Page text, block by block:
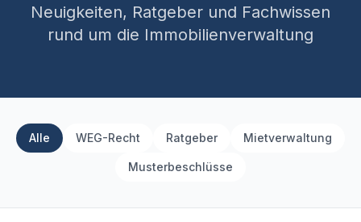
Neuigkeiten, Ratgeber und Fachwissen
rund um die Immobilienverwaltung
Alle WEG-Recht Ratgeber Mietverwaltung
Musterbeschlüsse